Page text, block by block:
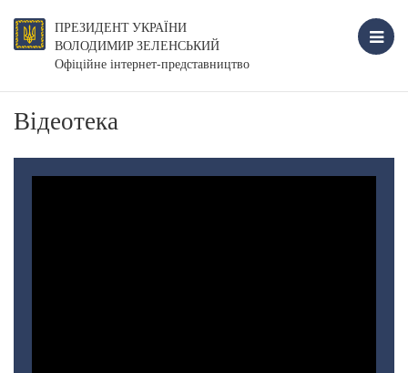
ПРЕЗИДЕНТ УКРАЇНИ
ВОЛОДИМИР ЗЕЛЕНСЬКИЙ
Офіційне інтернет-представництво
Відеотека